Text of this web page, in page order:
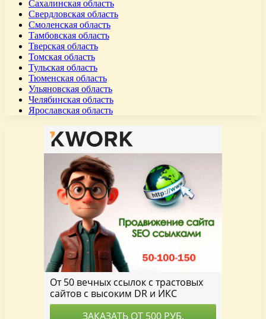
Сахалинская область
Свердловская область
Смоленская область
Тамбовская область
Тверская область
Томская область
Тульская область
Тюменская область
Ульяновская область
Челябинская область
Ярославская область